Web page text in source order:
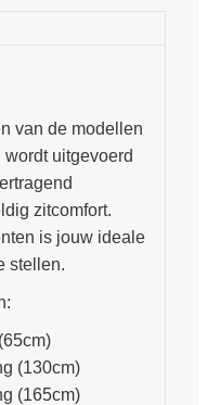
van de modellen
uitgevoerd
zitcomfort.
is jouw ideale
stellen.
(130cm)
(165cm)